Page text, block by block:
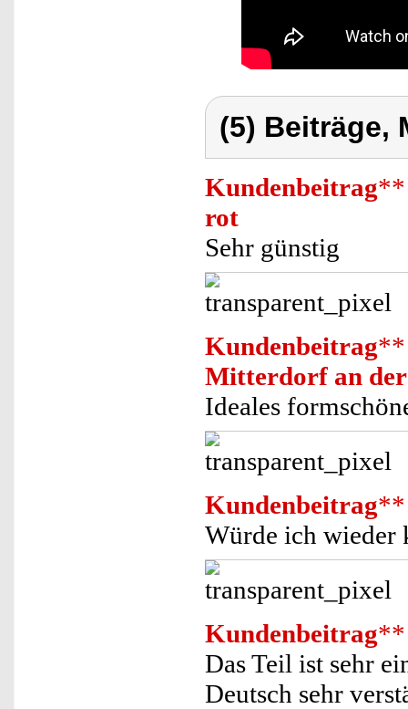
(5) Beiträge,
Kundenbeitrag**
rot
Sehr günstig
Kundenbeitrag**
Mitterdorf an
Ideales
Kundenbeitrag**
Würde ich wieder
Kundenbeitrag**
Das Teil ist sehr
Deutsch sehr